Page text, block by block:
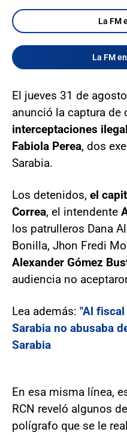
La FM
La FM
El jueves 31 de
anunció la captura
interceptaciones
Fabiola Perea, dos
Sarabia.
Los detenidos, el
Correa, el intendente
los patrulleros Dana
Bonilla, Jhon Fredi
Alexander Gómez
audiencia no
Lea además: "Al fiscal
Sarabia no abusaba
Sarabia
En esa misma línea,
RCN reveló algunos
polígrafo que se le